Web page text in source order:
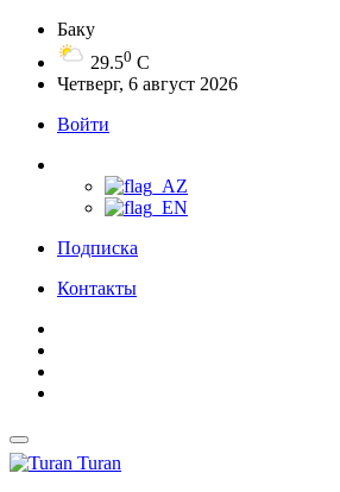
Баку
29.50 C
Четверг, 6 август 2026
Войти
Подписка
Контакты
Turan